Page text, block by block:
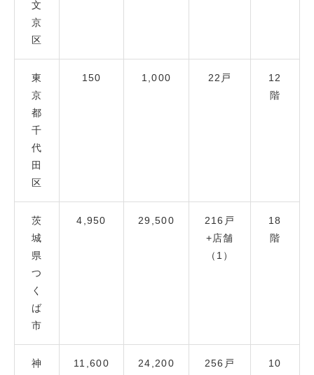
文
京
区
東
京
都
千
代
田
区
150 1,000 22戸
12
階
茨
城
県
つ
く
ば
市
4,950 29,500
216戸
+店舗
（1）
18
階
神
11,600 24,200 256戸
10